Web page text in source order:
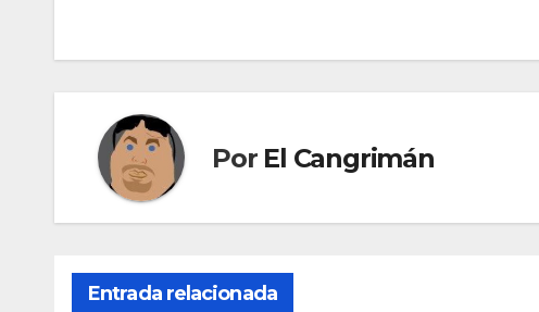
entradas
Por El Cangrimán
Entrada relacionada